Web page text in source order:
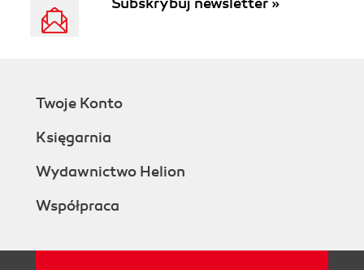
Twoje Konto
Księgarnia
Wydawnictwo Helion
Współpraca